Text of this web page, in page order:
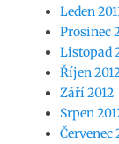
Leden
Prosinec
Listopad
Říjen
Září 2012
Srpen
Červenec